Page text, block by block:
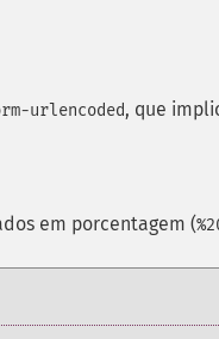
urlencoded, que
em porcentagem (